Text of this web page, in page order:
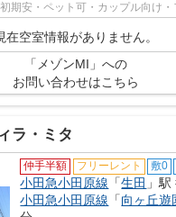
期安・ペット可・カップル向け
在空室情報がありません。
「メゾンMI」への
お問い合わせはこちら
ラ・ミタ
仲手半額 フリーレント 敷0
小田急小田原線 「生田 」
小田急小田原線 「向ヶ丘遊